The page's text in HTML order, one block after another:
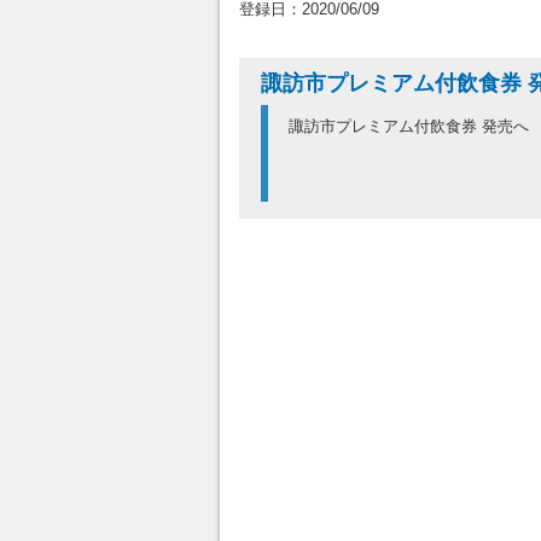
登録日：2020/06/09
諏訪市プレミアム付飲食券
諏訪市プレミアム付飲食券 発売へ